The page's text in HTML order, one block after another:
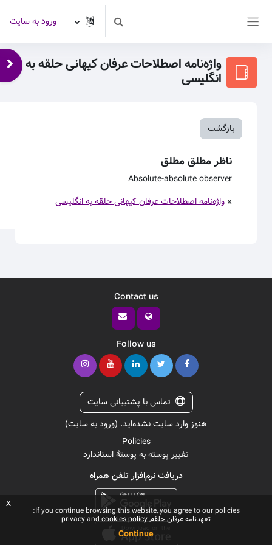
Toggle search inputورود به سایت
واژه‌نامه اصطلاحات عرفان کیهانی حلقه به
انگلیسی
بازگشت
ناظر مطلق مطلق
Absolute-absolute observer
» واژه‌نامه اصطلاحات عرفان کیهانی حلقه به انگلیسی
Contact us
Follow us
تماس با پشتیبانی سایت
هنوز وارد سایت نشده‌اید. (ورود به سایت)
Policies
تغییر پوسته به پوستهٔ استاندارد
دریافت نرم‌افزار تلفن همراه
If you continue browsing this website, you agree to our policies:
تعهدنامه عرفان حلقه privacy and cookies policy
Continue
x